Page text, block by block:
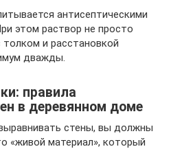
антисептическими
этом раствор не просто
толком и расстановкой
дважды.
правила
в деревянном доме
стены, вы должны
«живой материал», который